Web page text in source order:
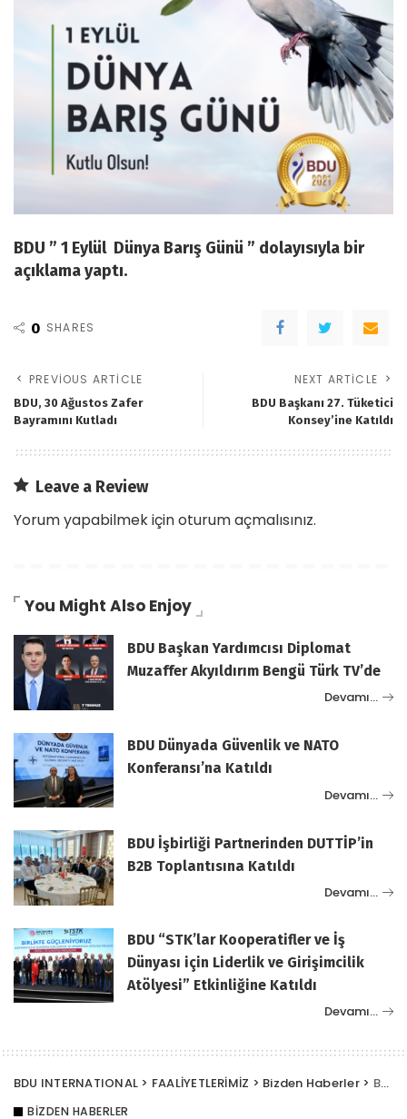
BDU ” 1 Eylül Dünya Barış Günü ” dolayısıyla bir
açıklama yaptı.
0 SHARES
PREVIOUS ARTICLE
BDU, 30 Ağustos Zafer
Bayramını Kutladı
NEXT ARTICLE
BDU Başkanı 27. Tüketici
Konsey’ine Katıldı
Leave a Review
Yorum yapabilmek içinoturum açmalısınız.
You Might Also Enjoy
BDU Başkan Yardımcısı Diplomat
Muzaffer Akyıldırım Bengü Türk TV’de
Devamı…
BDU Dünyada Güvenlik ve NATO
Konferansı’na Katıldı
Devamı…
BDU İşbirliği Partnerinden DUTTİP’in
B2B Toplantısına Katıldı
Devamı…
BDU “STK’lar Kooperatifler ve İş
Dünyası için Liderlik ve Girişimcilik
Atölyesi” Etkinliğine Katıldı
Devamı…
BDU INTERNATIONAL > FAALİYETLERİMİZ > Bizden Haberler> BDU, 30 Ağustos Zafer Bayramını Kutladı
BIZDEN HABERLER